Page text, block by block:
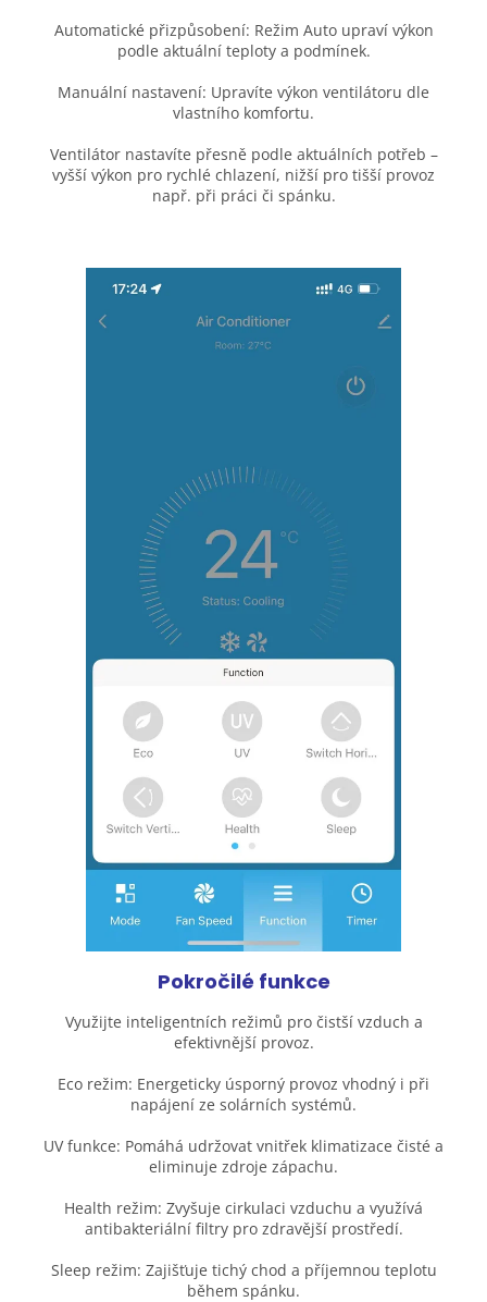
Automatické přizpůsobení: Režim Auto upraví výkon
podle aktuální teploty a podmínek.
Manuální nastavení: Upravíte výkon ventilátoru dle
vlastního komfortu.
Ventilátor nastavíte přesně podle aktuálních potřeb –
vyšší výkon pro rychlé chlazení, nižší pro tišší provoz
např. při práci či spánku.
Pokročilé funkce
Využijte inteligentních režimů pro čistší vzduch a
efektivnější provoz.
Eco režim: Energeticky úsporný provoz vhodný i při
napájení ze solárních systémů.
UV funkce: Pomáhá udržovat vnitřek klimatizace čisté a
eliminuje zdroje zápachu.
Health režim: Zvyšuje cirkulaci vzduchu a využívá
antibakteriální filtry pro zdravější prostředí.
Sleep režim: Zajišťuje tichý chod a příjemnou teplotu
během spánku.